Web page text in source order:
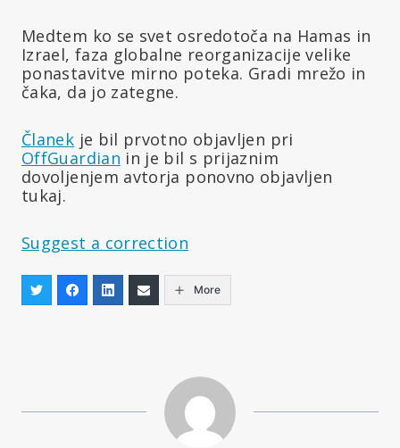
Medtem ko se svet osredotoča na Hamas in
Izrael, faza globalne reorganizacije velike
ponastavitve mirno poteka. Gradi mrežo in
čaka, da jo zategne.
Članek je bil prvotno objavljen pri
OffGuardian in je bil s prijaznim
dovoljenjem avtorja ponovno objavljen
tukaj.
Suggest a correction
More